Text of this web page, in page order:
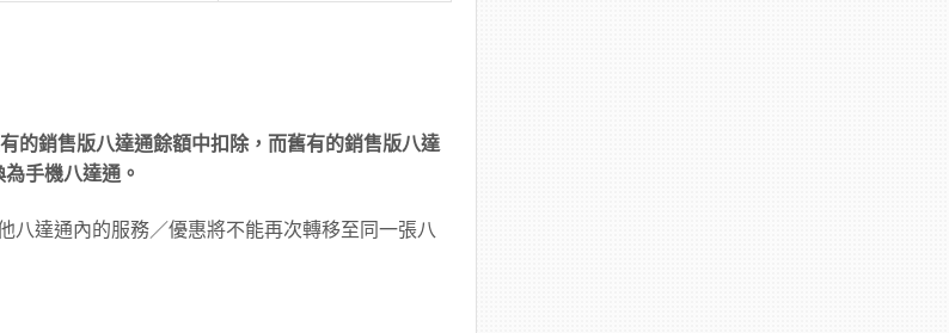
的銷售版八達通餘額中扣除，而舊有的銷售版八達
手機八達通。
八達通內的服務／優惠將不能再次轉移至同一張八